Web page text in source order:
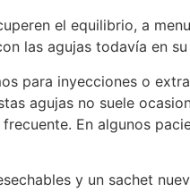
el equilibrio, a
las agujas todavía en su
para inyecciones o
agujas no suele
En algunos
y un sachet